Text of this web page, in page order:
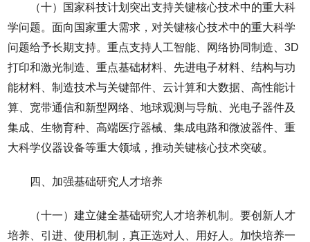
（十）国家科技计划突出支持关键核心技术中的重大科
学问题。面向国家重大需求，对关键核心技术中的重大科学
问题给予长期支持。重点支持人工智能、网络协同制造、3D
打印和激光制造、重点基础材料、先进电子材料、结构与功
能材料、制造技术与关键部件、云计算和大数据、高性能计
算、宽带通信和新型网络、地球观测与导航、光电子器件及
集成、生物育种、高端医疗器械、集成电路和微波器件、重
大科学仪器设备等重大领域，推动关键核心技术突破。
四、加强基础研究人才培养
（十一）建立健全基础研究人才培养机制。要创新人才
培养、引进、使用机制，真正选对人、用好人。加快培养一